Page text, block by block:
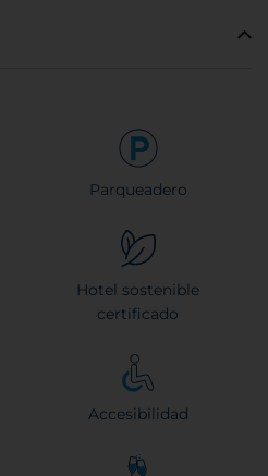
Parqueadero
Hotel sostenible
certificado
Accesibilidad